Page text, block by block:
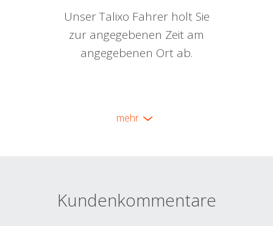
Unser Talixo Fahrer holt Sie
zur angegebenen Zeit am
angegebenen Ort ab.
mehr
Kundenkommentare